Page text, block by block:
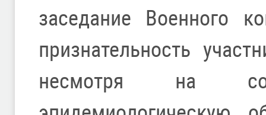
заседание Военного
признательность
несмотря на